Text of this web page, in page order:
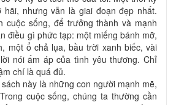
hãi, nhưng vẫn là giai đoạn đẹp nhất.
sống, để trưởng thành và mạnh
điều gì phức tạp: một miếng bánh mỡ,
một ổ chả lụa, bầu trời xanh biếc, vài
nói ấm áp của tình yêu thương. Chỉ
chí là quá đủ.
này là những con người mạnh mẽ,
cuộc sống, chúng ta thường cần